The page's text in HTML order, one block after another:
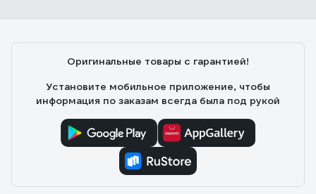
Оригинальные товары с гарантией!
Установите мобильное приложение, чтобы
информация по заказам всегда была под рукой